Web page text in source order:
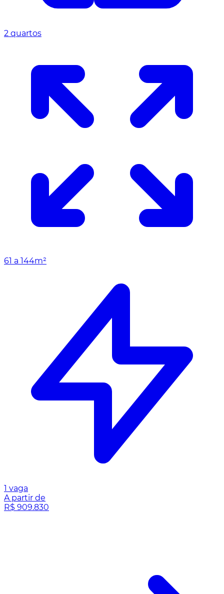
2 quartos
61 a 144m²
1 vaga
A partir de
R$ 909.830